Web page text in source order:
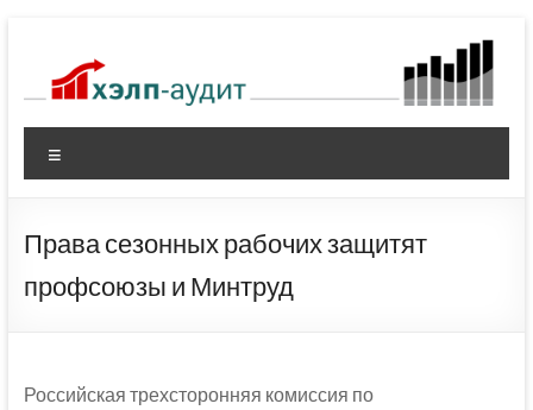
содержимому
Права сезонных рабочих защитят
профсоюзы и Минтруд
Российская трехсторонняя комиссия по